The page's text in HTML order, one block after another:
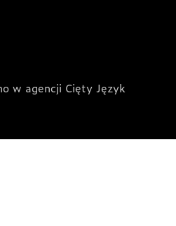
w agencji Cięty Język